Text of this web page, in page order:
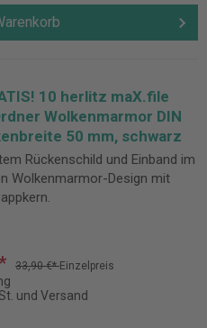
10 herlitz maX.file
Wolkenmarmor DIN
50 mm, schwarz
Rückenschild und Einband im
Wolkenmarmor-Design mit
33,90 €*Einzelpreis
und Versand